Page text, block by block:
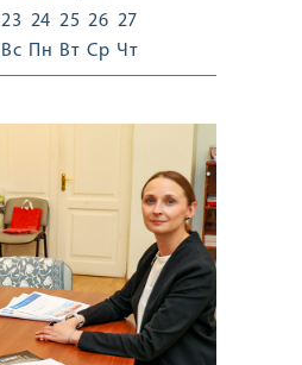
23
Вс
24
Пн
25
Вт
26
Ср
27
Чт